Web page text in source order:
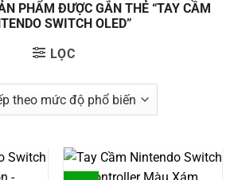
PHẨM ĐƯỢC GẮN THẺ “TAY CẦM
SWITCH OLED”
LỌC